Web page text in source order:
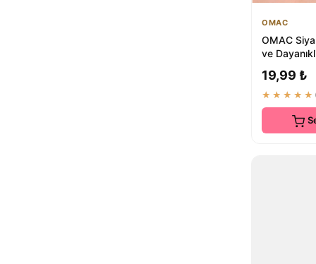
OMAC
OMAC
ve
Günlük
19,99 ₺
★★★★★